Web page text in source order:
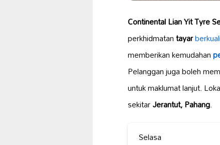
Continental Lian Yit Tyre
perkhidmatantayar
memberikan kemudahan
Pelanggan juga boleh
untuk maklumat lanjut.
sekitarJerantut, Pahang.
Selasa